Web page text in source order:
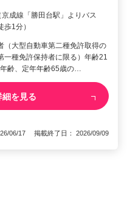
成線「勝田台駅」よりバス
歩1分）
（大型自動車第二種免許取得の
種免許保持者に限る）年齢21
齢、定年年齢65歳の…
細を見る
06/17 掲載終了日： 2026/09/09